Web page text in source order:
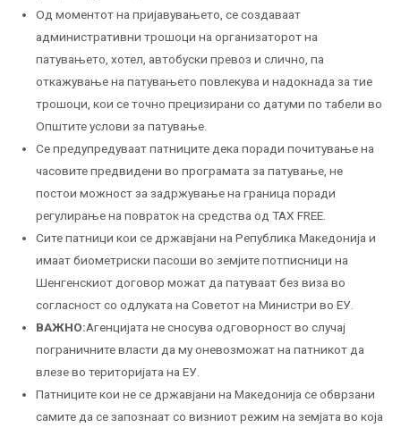
Од моментот на пријавувањето, се создаваат
административни трошоци на организаторот на
патувањето, хотел, автобуски превоз и слично, па
откажување на патувањето повлекува и надокнада за тие
трошоци, кои се точно прецизирани со датуми по табели во
Општите услови за патување.
Се предупредуваат патниците дека поради почитување на
часовите предвидени во програмата за патување, не
постои можност за задржување на граница поради
регулирање на повраток на средства од TAX FREE.
Сите патници кои се државјани на Република Македонија и
имаат биометриски пасоши во земјите потписници на
Шенгенскиот договор можат да патуваат без виза во
согласност со одлуката на Советот на Министри во ЕУ.
ВАЖНО:Агенцијата не сносува одговорност во случај
пограничните власти да му оневозможат на патникот да
влезе во територијата на ЕУ.
Патниците кои не се државјани на Македонија се обврзани
самите да се запознаат со визниот режим на земјата во која